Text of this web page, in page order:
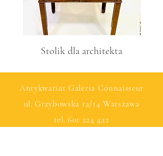
Stolik dla architekta
Antykwariat Galeria Connaisseur
ul. Grzybowska 12/14 Warszawa
tel. 601 224 422